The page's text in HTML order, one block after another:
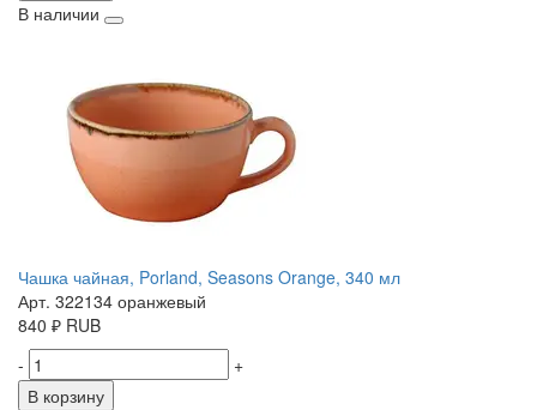
В наличии
Чашка чайная, Porland, Seasons Orange, 340 мл
Арт. 322134 оранжевый
840 ₽ RUB
-
+
В корзину